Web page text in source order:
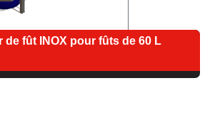
de fût INOX pour fûts de 60 L